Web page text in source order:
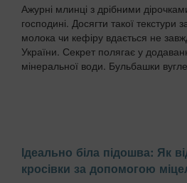
Ажурні млинці з дрібними
господині. Досягти такої
молока чи кефіру вдається не
України. Секрет полягає у
мінеральної води. Бульбашки
Ідеально біла підошва: Як
кросівки за допомогою